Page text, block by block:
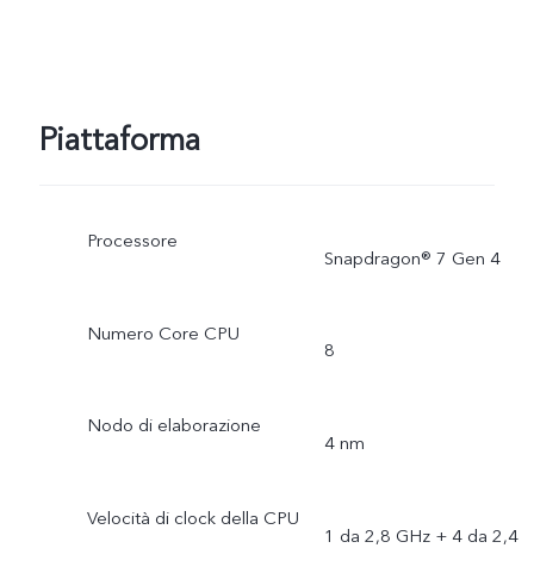
Piattaforma
Processore
Snapdragon® 7 Gen 4
Numero Core CPU
8
Nodo di elaborazione
4 nm
Velocità di clock della CPU
1 da 2,8 GHz + 4 da 2,4